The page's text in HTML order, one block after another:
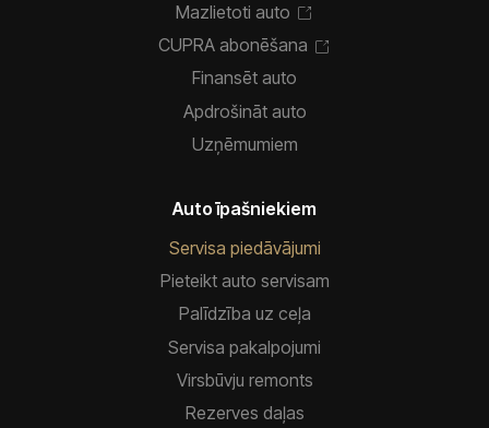
Mazlietoti auto
CUPRA abonēšana
Finansēt auto
Apdrošināt auto
Uzņēmumiem
Auto īpašniekiem
Servisa piedāvājumi
Pieteikt auto servisam
Palīdzība uz ceļa
Servisa pakalpojumi
Virsbūvju remonts
Rezerves daļas